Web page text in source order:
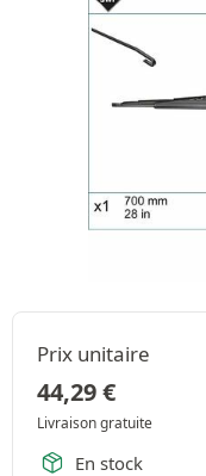
Prix unitaire
44,29€
Livraison gratuite
En stock